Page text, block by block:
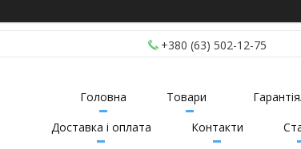
+380 (63) 502-12-75
Головна Товари
Доставка і оплата
Контакти